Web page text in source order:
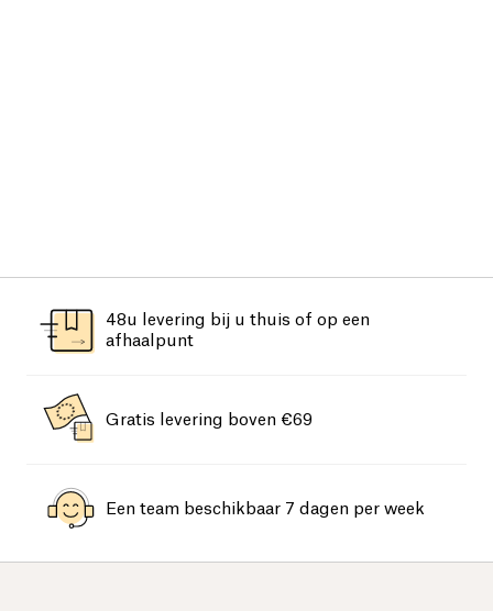
48u levering bij u thuis of op een
afhaalpunt
Gratis levering boven €69
Een team beschikbaar 7 dagen per week